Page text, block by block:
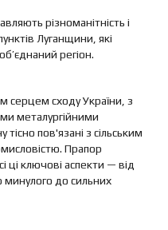
різноманітність і
Луганщини, які
регіон.
серцем сходу України, з
металургійними
тісно пов'язані з сільським
Прапор
ці ключові аспекти — від
минулого до сильних